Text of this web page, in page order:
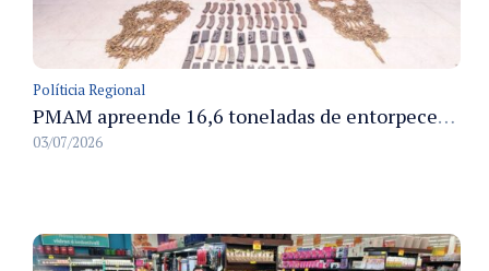
Políticia Regional
PMAM apreende 16,6 toneladas de entorpecentes e registra aumento nas prisões em flagrante e nas capturas de foragidos no primeiro semestre de 2026
03/07/2026